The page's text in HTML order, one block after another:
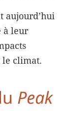
aujourd’hui
à leur
le climat.
Peak